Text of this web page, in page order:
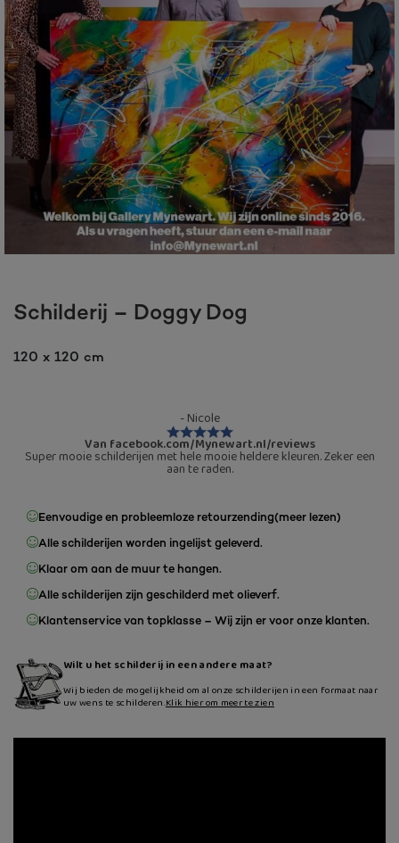
Schilderij – Doggy Dog
120 x 120 cm
- Nicole
Van facebook.com/Mynewart.nl/reviews
Super mooie schilderijen met hele mooie heldere kleuren. Zeker een
aan te raden.
Eenvoudige en probleemloze retourzending(meer lezen)
Alle schilderijen worden ingelijst geleverd.
Klaar om aan de muur te hangen.
Alle schilderijen zijn geschilderd met olieverf.
Klantenservice van topklasse – Wij zijn er voor onze klanten.
Wilt u het schilderij in een andere maat?
Wij bieden de mogelijkheid om al onze schilderijen in een formaat naar
uw wens te schilderen.Klik hier om meer te zien